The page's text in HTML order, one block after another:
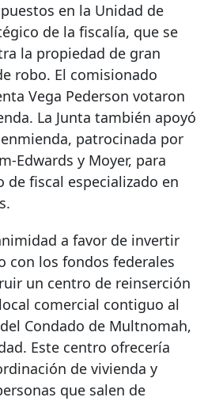
en la Unidad de
de la fiscalía, que se
la propiedad de gran
robo. El comisionado
Vega Pederson votaron
La Junta también apoyó
patrocinada por
Edwards y Moyer, para
de fiscal especializado en
a favor de invertir
con los fondos federales
un centro de reinserción
comercial contiguo al
Condado de Multnomah,
Este centro ofrecería
de vivienda y
que salen de